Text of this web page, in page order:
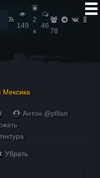
149
2
к
46
78
Мексика
Антон @pfilan
Убрать